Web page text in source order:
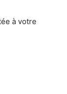
à votre